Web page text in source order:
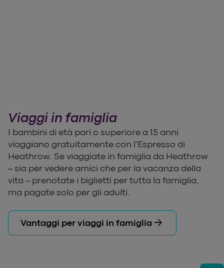
Viaggi in famiglia
I bambini di età pari o superiore a 15 anni
viaggiano gratuitamente con l'Espresso di
Heathrow. Se viaggiate in famiglia da Heathrow
– sia per vedere amici che per la vacanza della
vita – prenotate i biglietti per tutta la famiglia,
ma pagate solo per gli adulti.
Vantaggi per viaggi in famiglia arrow_forward